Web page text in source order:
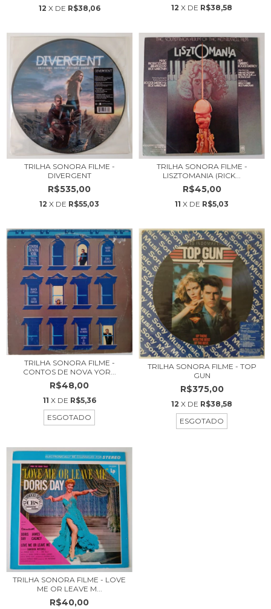
12 X DE R$38,06 12 X DE R$38,58
TRILHA SONORA FILME -
DIVERGENT
R$535,00
12 X DE R$55,03
TRILHA SONORA FILME -
LISZTOMANIA (RICK...
R$45,00
11 X DE R$5,03
TRILHA SONORA FILME -
CONTOS DE NOVA YOR...
R$48,00
11 X DE R$5,36
ESGOTADO
TRILHA SONORA FILME - TOP
GUN
R$375,00
12 X DE R$38,58
ESGOTADO
TRILHA SONORA FILME - LOVE
ME OR LEAVE M...
R$40,00